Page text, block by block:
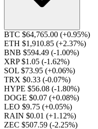
BTC $64,765.00 (+0.95%)
ETH $1,910.85 (+2.37%)
BNB $594.49 (-1.00%)
XRP $1.05 (-1.62%)
SOL $73.95 (+0.06%)
TRX $0.33 (-0.07%)
HYPE $56.08 (-1.80%)
DOGE $0.07 (+0.08%)
LEO $9.75 (+0.05%)
RAIN $0.01 (+1.12%)
ZEC $507.59 (-2.25%)